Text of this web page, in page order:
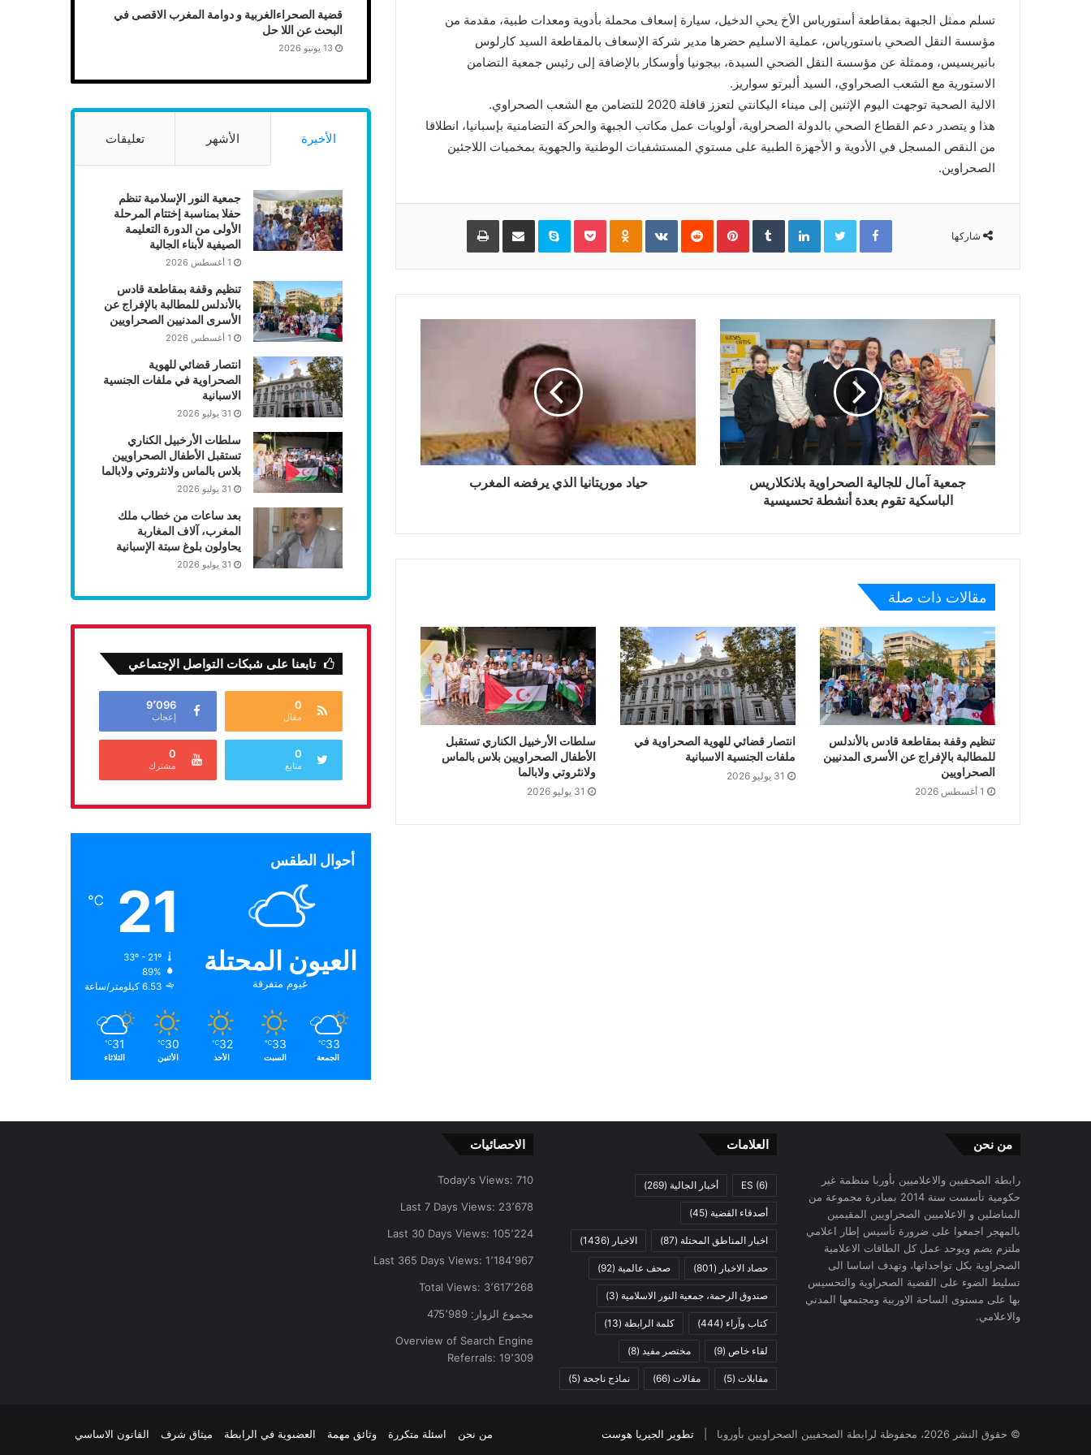
m
a
i
تسلم ممثل الجبهة بمقاطعة أستورياس الأخ يحي الدخيل، سيارة إسعاف محملة بأدوية ومعدات طبية، مقدمة من
مؤسسة النقل الصحي باستورياس، عملية الاسليم حضرها مدير شركة الإسعاف بالمقاطعة السيد كارلوس
بانيريسيس، وممثلة عن مؤسسة النقل الصحي السيدة، بيجونيا وأوسكار بالإضافة إلى رئيس جمعية التضامن
الاستورية مع الشعب الصحراوي، السيد ألبرتو سواريز.
الالية الصحية توجهت اليوم الإثنين إلى ميناء اليكانتي لتعزز قافلة 2020 للتضامن مع الشعب الصحراوي.
هذا و يتصدر دعم القطاع الصحي بالدولة الصحراوية، أولويات عمل مكاتب الجبهة والحركة التضامنية بإسبانيا، انطلاقا
من النقص المسجل في الأدوية و الأجهزة الطبية على مستوي المستشفيات الوطنية والجهوية بمخميات اللاجئين
الصحراوين.
شاركها
Facebook
Twitter
LinkedIn
‏Tumblr
Pinterest
‏Reddit
‏VKontakte
Pocket
Skype مشاركة عبر البريد
جمعية آمال للجالية الصحراوية بلانكلاريس
الباسكية تقوم بعدة أنشطة تحسيسية
حياد موريتانيا الذي يرفضه المغرب
مقالات ذات صلة
تنظيم وقفة بمقاطعة قادس بالأندلس
للمطالبة بالإفراج عن الأسرى المدنيين
الصحراويين
1 أغسطس 2026
انتصار قضائي للهوية الصحراوية في
ملفات الجنسية الاسبانية
31 يوليو 2026
سلطات الأرخبيل الكناري تستقبل
الأطفال الصحراويين بلاس بالماس
ولانثروتي ولابالما
31 يوليو 2026
قضية الصحراءالغربية و دوامة المغرب الاقصى في
البحث عن اللا حل
13 يونيو 2026
الأخيرة الأشهر تعليقات
جمعية النور الإسلامية تنظم
حفلا بمناسبة إختتام المرحلة
الأولى من الدورة التعليمة
الصيفية لأبناء الجالية
1 أغسطس 2026
تنظيم وقفة بمقاطعة قادس
بالأندلس للمطالبة بالإفراج عن
الأسرى المدنيين الصحراويين
1 أغسطس 2026
انتصار قضائي للهوية
الصحراوية في ملفات الجنسية
الاسبانية
31 يوليو 2026
سلطات الأرخبيل الكناري
تستقبل الأطفال الصحراويين
بلاس بالماس ولانثروتي ولابالما
31 يوليو 2026
بعد ساعات من خطاب ملك
المغرب، آلاف المغاربة
يحاولون بلوغ سبتة الإسبانية
31 يوليو 2026
تابعنا على شبكات التواصل الإجتماعي
0
مقال
9٬096
إعجاب
0
متابع
0
مشترك
أحوال الطقس
العيون المحتلة
غيوم متفرقة
21
℃
33º - 21º
89%
6.53 كيلومتر/ساعة
33
℃
الجمعة
33
℃
السبت
32
℃
الأحد
30
℃
الأثنين
31
℃
الثلاثاء
من نحن
رابطة الصحفيين والاعلاميين بأوربا منظمة غير
حكومية تأسست سنة 2014 بمبادرة مجموعة من
المناضلين و الاعلاميين الصحراويين المقيمين
بالمهجر اجمعوا على ضرورة تأسيس إطار اعلامي
ملتزم يضم ويوحد عمل كل الطاقات الاعلامية
الصحراوية بكل تواجداتها، وتهدف اساسا الى
تسليط الضوء على القضية الصحراوية والتحسيس
بها على مستوى الساحة الاوربية ومجتمعها المدني
والاعلامي.
العلامات
ES (6) أخبار الجالية (269)
أصدقاء القضية (45)
اخبار المناطق المحتلة (87) الاخبار (1436)
حصاد الاخبار (801) صحف عالمية (92)
صندوق الرحمة، جمعية النور الاسلامية (3)
كتاب وآراء (444) كلمة الرابطة (13)
لقاء خاص (9) مختصر مفيد (8)
مقابلات (5) مقالات (66) نماذج ناجحة (5)
الاحصائيات
Today's Views: 710
Last 7 Days Views: 23٬678
Last 30 Days Views: 105٬224
Last 365 Days Views: 1٬184٬967
Total Views: 3٬617٬268
مجموع الزوار: 475٬989
Overview of Search Engine
Referrals: 19٬309
© حقوق النشر 2026، محفوظة لرابطة الصحفيين الصحراويين بأوروبا | تطوير الجيريا هوست من نحن اسئلة متكررة وثائق مهمة العضىوية في الرابطة ميثاق شرف
القانون الاساسي